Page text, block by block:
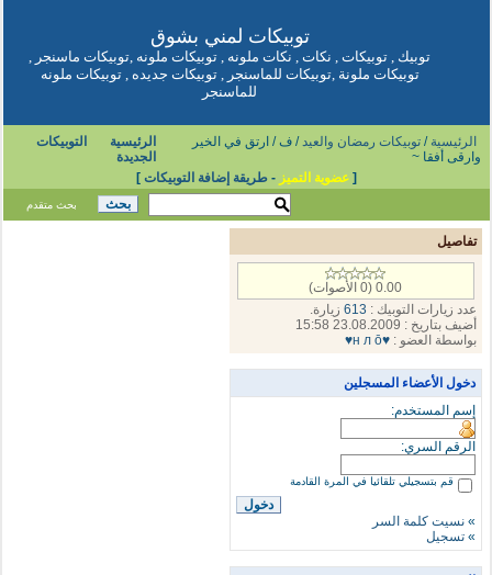
توبيكات لمني بشوق
توبيك , توبيكات, نكات, نكات ملونه , توبيكات ملونه ,توبيكات ماسنجر ,
توبيكات ملونة ,توبيكات للماسنجر ,توبيكات جديده ,توبيكات ملونه
للماسنجر
الرئيسية /توبيكات رمضان والعيد/ ف / ارتق في الخير
وارقى أفقا ~
الرئيسية
التوبيكات
الجديدة
[ عضوية التميز - طريقة إضافة التوبيكات ]
بحث متقدم
تفاصيل
0.00 (0 الأصوات)
عدد زيارات التوبيك : 613 زيارة.
أضيف بتاريخ : 23.08.2009 15:58
بواسطة العضو :♥н л ō♥
دخول الأعضاء المسجلين
إسم المستخدم:
الرقم السري:
قم بتسجيلي تلقائيا في المرة القادمة
»نسيت كلمة السر
»تسجيل